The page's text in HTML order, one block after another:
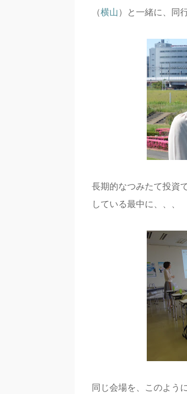
（横山 ）と一緒に、同
長期的なつみたて投資
している最中に、、、
同じ会場を、このよう